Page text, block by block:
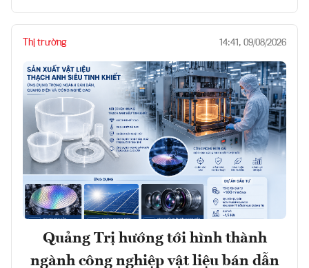
Thị trường 14:41, 09/08/2026
Quảng Trị hướng tới hình thành
ngành công nghiệp vật liệu bán dẫn